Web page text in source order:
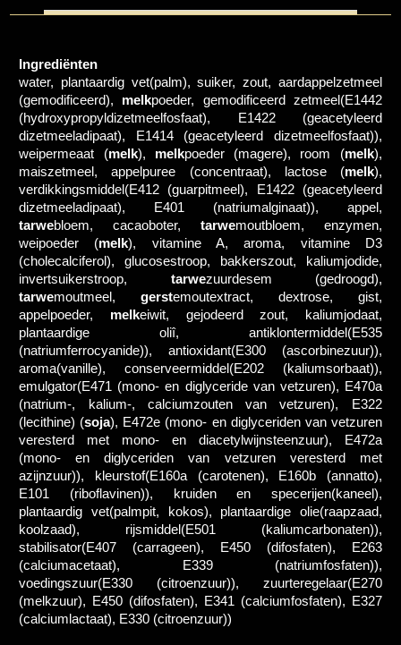
Ingrediënten
water, plantaardig vet(palm), suiker, zout, aardappelzetmeel
(gemodificeerd), melkpoeder, gemodificeerd zetmeel(E1442
(hydroxypropyldizetmeelfosfaat), E1422 (geacetyleerd
dizetmeeladipaat), E1414 (geacetyleerd dizetmeelfosfaat)),
weipermeaat (melk), melkpoeder (magere), room (melk),
maiszetmeel, appelpuree (concentraat), lactose (melk),
verdikkingsmiddel(E412 (guarpitmeel), E1422 (geacetyleerd
dizetmeeladipaat), E401 (natriumalginaat)), appel,
tarwebloem, cacaoboter, tarwemoutbloem, enzymen,
weipoeder (melk), vitamine A, aroma, vitamine D3
(cholecalciferol), glucosestroop, bakkerszout, kaliumjodide,
invertsuikerstroop, tarwezuurdesem (gedroogd),
tarwemoutmeel,gerstemoutextract, dextrose, gist,
appelpoeder, melkeiwit, gejodeerd zout, kaliumjodaat,
plantaardige oliî, antiklontermiddel(E535
(natriumferrocyanide)), antioxidant(E300 (ascorbinezuur)),
aroma(vanille), conserveermiddel(E202 (kaliumsorbaat)),
emulgator(E471 (mono- en diglyceride van vetzuren), E470a
(natrium-, kalium-, calciumzouten van vetzuren), E322
(lecithine) (soja), E472e (mono- en diglyceriden van vetzuren
veresterd met mono- en diacetylwijnsteenzuur), E472a
(mono- en diglyceriden van vetzuren veresterd met
azijnzuur)), kleurstof(E160a (carotenen), E160b (annatto),
E101 (riboflavinen)), kruiden en specerijen(kaneel),
plantaardig vet(palmpit, kokos), plantaardige olie(raapzaad,
koolzaad), rijsmiddel(E501 (kaliumcarbonaten)),
stabilisator(E407 (carrageen), E450 (difosfaten), E263
(calciumacetaat), E339 (natriumfosfaten)),
voedingszuur(E330 (citroenzuur)), zuurteregelaar(E270
(melkzuur), E450 (difosfaten), E341 (calciumfosfaten), E327
(calciumlactaat), E330 (citroenzuur))